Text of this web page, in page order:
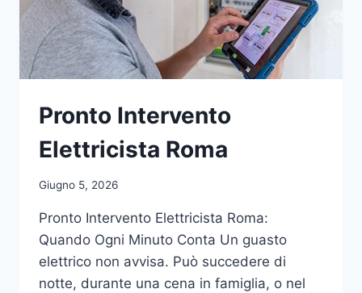
Pronto Intervento
Elettricista Roma
Giugno 5, 2026
Pronto Intervento Elettricista Roma:
Quando Ogni Minuto Conta Un guasto
elettrico non avvisa. Può succedere di
notte, durante una cena in famiglia, o nel